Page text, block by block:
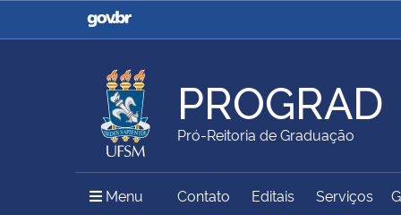
Casa Civil
Ministério da Justiça e
Ministério da Agricultura,
Pecuária e Abastecimento
Ministério da Educação
Ministério do Meio Ambiente Ministério do Turismo
PROGRAD
Pró-Reitoria de Graduação
Menu Menu Principal do Sítio
Contato Editais Serviços